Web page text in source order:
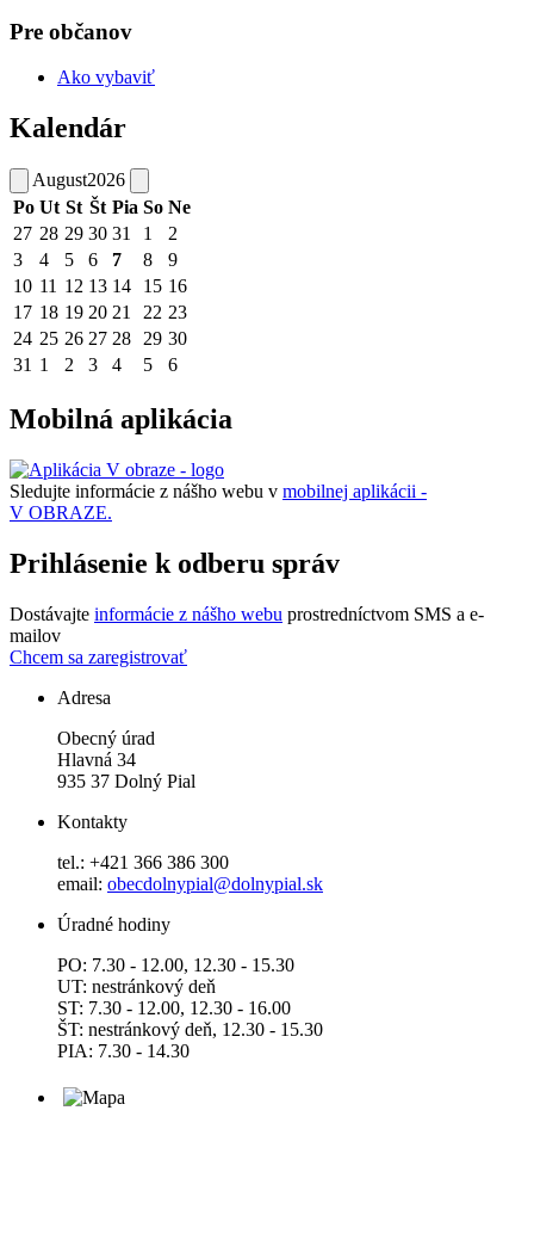
Pre občanov
Ako vybaviť
Kalendár
August2026
Po Ut St Št Pia So Ne
27 28 29 30 31 1
2
3
4 5 6 7 8
9
10 11 12 13 14 15 16
17 18 19 20 21 22 23
24 25 26 27 28 29 30
31 1 2 3 4 5 6
Mobilná aplikácia
Sledujte informácie z nášho webu v mobilnej aplikácii -
V OBRAZE.
Prihlásenie k odberu správ
Dostávajte informácie z nášho webu prostredníctvom SMS a e-
mailov
Chcem sa zaregistrovať
Adresa
Obecný úrad
Hlavná 34
935 37 Dolný Pial
Kontakty
tel.: +421 366 386 300
email: obecdolnypial@dolnypial.sk
Úradné hodiny
PO: 7.30 - 12.00, 12.30 - 15.30
UT: nestránkový deň
ST: 7.30 - 12.00, 12.30 - 16.00
ŠT: nestránkový deň, 12.30 - 15.30
PIA: 7.30 - 14.30